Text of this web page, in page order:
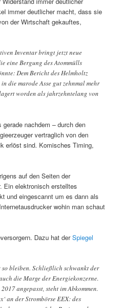
immer deutlicher macht, dass sie
der Wirtschaft gekauftes,
Inventar bringt jetzt neue
eine Bergung des Atommülls
Dem Bericht des Helmholtz
die marode Asse gut zehnmal mehr
worden als jahrzehntelang von
gerade nachdem – durch den
vertraglich von den
erlöst sind. Komisches Timing,
auf den Seiten der
Ein elektronisch erstelltes
und eingescannt um es dann als
wohin man schaut
Dazu hat derSpiegel
bleiben. Schließlich schwankt der
die Marge der Energiekonzerne.
angepasst, steht im Abkommen.
an der Strombörse EEX: des